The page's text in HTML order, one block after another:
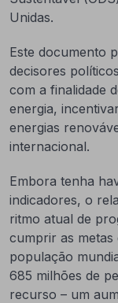
Unidas.
Este documento
decisores
com a finalidade
energia,
energias
internacional.
Embora tenha
indicadores, o
ritmo atual de
cumprir as metas
população
685 milhões de
recurso – um